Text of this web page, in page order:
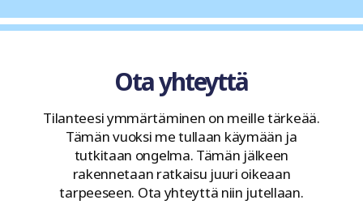
Ota yhteyttä
Tilanteesi ymmärtäminen on meille tärkeää.
Tämän vuoksi me tullaan käymään ja
tutkitaan ongelma. Tämän jälkeen
rakennetaan ratkaisu juuri oikeaan
tarpeeseen. Ota yhteyttä niin jutellaan.